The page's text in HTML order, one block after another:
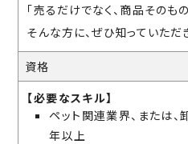
「売るだけでなく、商品そのも
そんな方に、ぜひ知っていただ
資格
【必要なスキル】
ペット関連業界、または
年以上